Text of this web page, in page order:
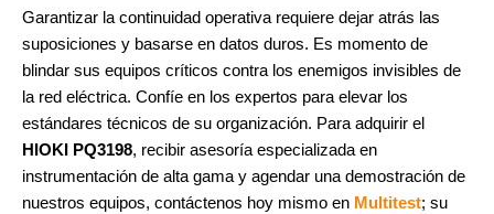
Garantizar la continuidad operativa requiere dejar atrás las
suposiciones y basarse en datos duros. Es momento de
blindar sus equipos críticos contra los enemigos invisibles de
la red eléctrica. Confíe en los expertos para elevar los
estándares técnicos de su organización. Para adquirir el
HIOKI PQ3198, recibir asesoría especializada en
instrumentación de alta gama y agendar una demostración de
nuestros equipos, contáctenos hoy mismo en Multitest; su